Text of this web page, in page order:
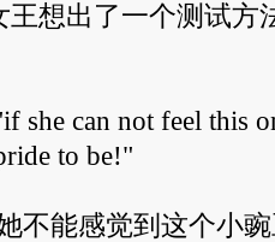
出了一个测试方
can not feel this
to be!"
能感觉到这个小豌